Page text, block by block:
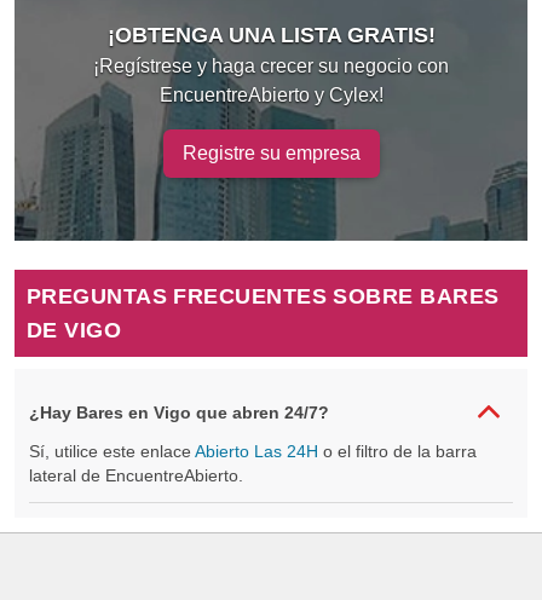
¡OBTENGA UNA LISTA GRATIS!
¡Regístrese y haga crecer su negocio con
EncuentreAbierto y Cylex!
Registre su empresa
PREGUNTAS FRECUENTES SOBRE BARES
DE VIGO
¿Hay Bares en Vigo que abren 24/7?
Sí, utilice este enlace Abierto Las 24H o el filtro de la barra
lateral de EncuentreAbierto.